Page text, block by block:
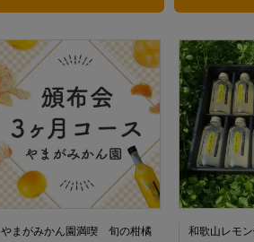
やまがみかん園満喫 旬の柑橘
和歌山レモ